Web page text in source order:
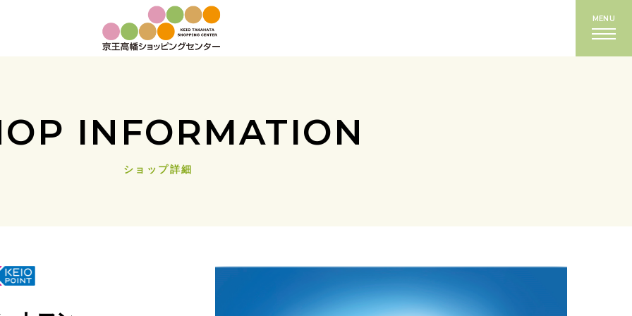
MENU
INFORMATION
ショップ詳細